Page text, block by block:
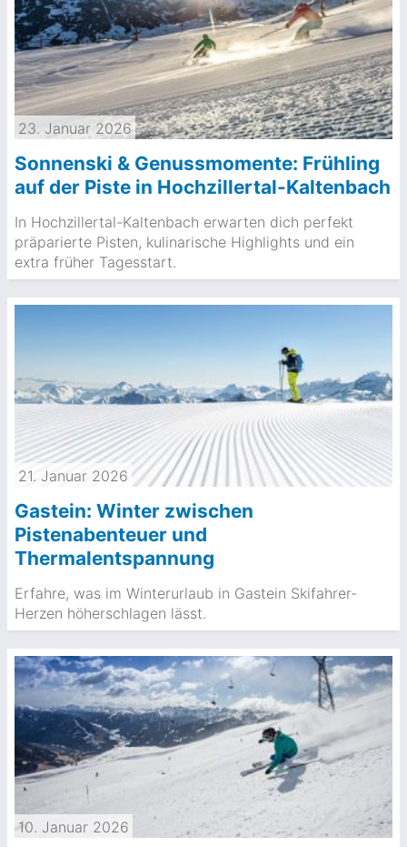
Sonnenski & Genussmomente: Frühling
auf der Piste in Hochzillertal-Kaltenbach
In Hochzillertal-Kaltenbach erwarten dich perfekt
präparierte Pisten, kulinarische Highlights und ein
extra früher Tagesstart.
23. Januar 2026
Gastein: Winter zwischen
Pistenabenteuer und
Thermalentspannung
Erfahre, was im Winterurlaub in Gastein Skifahrer-
Herzen höherschlagen lässt.
21. Januar 2026
10. Januar 2026